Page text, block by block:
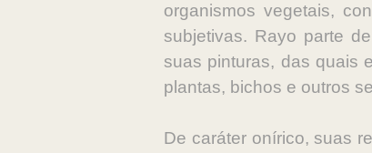
organismos vegetais,
subjetivas. Rayo parte
suas pinturas, das quais
plantas, bichos e outros
De caráter onírico, suas